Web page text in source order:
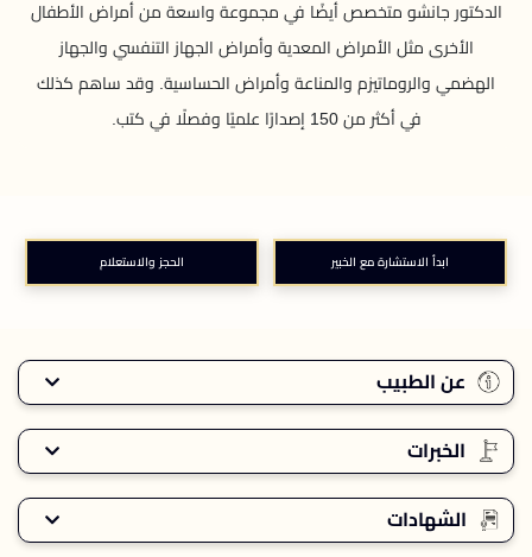
الدكتور جانشو متخصص أيضًا في مجموعة واسعة من أمراض الأطفال
الأخرى مثل الأمراض المعدية وأمراض الجهاز التنفسي والجهاز
الهضمي والروماتيزم والمناعة وأمراض الحساسية. وقد ساهم كذلك
في أكثر من 150 إصدارًا علميًا وفصلًا في كتب.
ابدأ الاستشارة مع الخبير الحجز والاستعلام
عن الطبيب
الخبرات
الشهادات